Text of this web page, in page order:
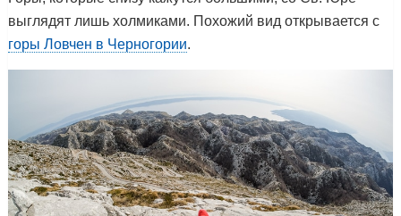
выглядят лишь холмиками. Похожий вид открывается с
горы Ловчен в Черногории.